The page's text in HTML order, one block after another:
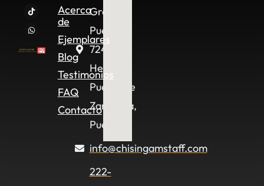
Acerca
de
Ejemplares
Blog
Testimonios
FAQ
Contacto
Granjas
Puebla,
72490
Heroica
Puebla de
Zaragoza,
Pue.
info@chisingamstaff.com
222-